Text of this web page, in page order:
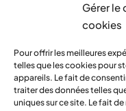
Gérer le
cookies
Pour offrir les meilleures
telles que les cookies pour
appareils. Le fait de
traiter des données telles
uniques sur ce site. Le fait
Privacy Policy